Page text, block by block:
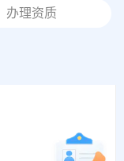
办理资质